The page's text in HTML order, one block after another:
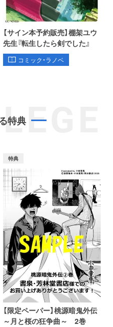
【サイン本予約販売】棚架ユウ
先生『転生したら剣でした』
コミック・ラノベ
特典
特典
【限定ペーパー】桃源暗鬼外伝
～月と桜の狂争曲～ 2巻